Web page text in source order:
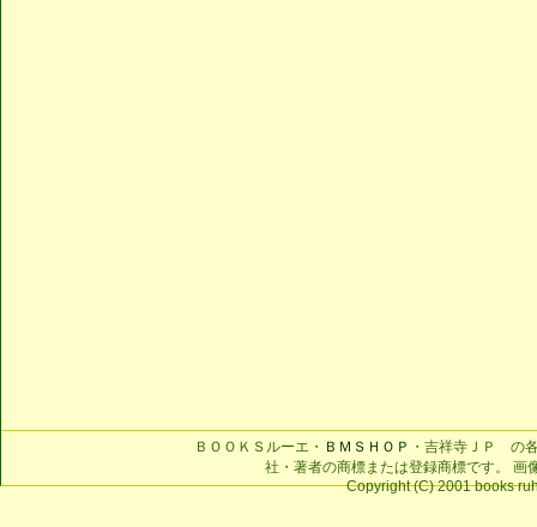
ＢＯＯＫＳルーエ・ ＢＭＳＨＯＰ ・吉祥寺ＪＰ の
社・著者の商標または登録商標です。 画
Copyright (C) 2001 books